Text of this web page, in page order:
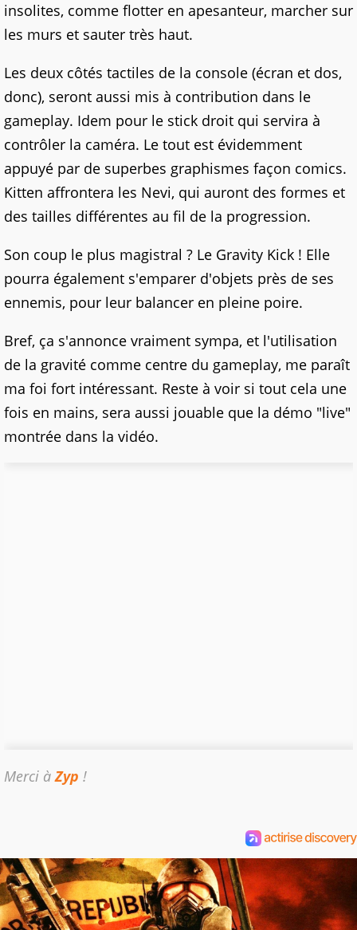
insolites, comme flotter en apesanteur, marcher sur
les murs et sauter très haut.
Les deux côtés tactiles de la console (écran et dos,
donc), seront aussi mis à contribution dans le
gameplay. Idem pour le stick droit qui servira à
contrôler la caméra. Le tout est évidemment
appuyé par de superbes graphismes façon comics.
Kitten affrontera les Nevi, qui auront des formes et
des tailles différentes au fil de la progression.
Son coup le plus magistral ? Le Gravity Kick ! Elle
pourra également s'emparer d'objets près de ses
ennemis, pour leur balancer en pleine poire.
Bref, ça s'annonce vraiment sympa, et l'utilisation
de la gravité comme centre du gameplay, me paraît
ma foi fort intéressant. Reste à voir si tout cela une
fois en mains, sera aussi jouable que la démo "live"
montrée dans la vidéo.
Merci àZyp !